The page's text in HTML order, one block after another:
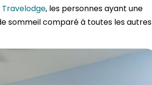
, les personnes ayant une
sommeil comparé à toutes les autres